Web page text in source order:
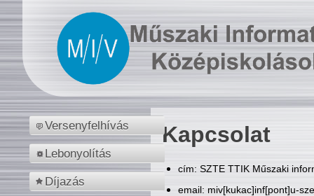
Versenyfelhívás
Lebonyolítás
Díjazás
Kapcsolat
cím: SZTE TTIK Műszaki
email: miv[kukac]inf[pont]u-